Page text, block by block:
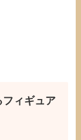
ィギュア